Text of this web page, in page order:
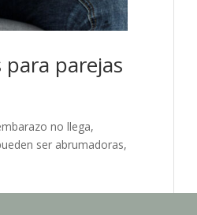
parejas
no llega,
ser abrumadoras,